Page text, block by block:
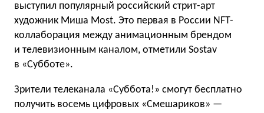
выступил популярный российский стрит-арт
художник Миша Most. Это первая в России NFT-
коллаборация между анимационным брендом
и телевизионным каналом, отметили Sostav
в «Субботе».
Зрители телеканала «Суббота!» смогут бесплатно
получить восемь цифровых «Смешариков» —